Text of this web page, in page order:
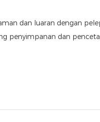
dan luaran dengan
penyimpanan dan